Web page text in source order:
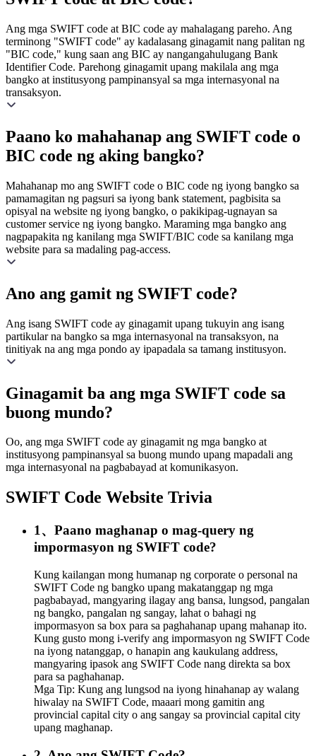
Ang mga SWIFT code at BIC code ay mahalagang pareho. Ang
terminong "SWIFT code" ay kadalasang ginagamit nang palitan ng
"BIC code," kung saan ang BIC ay nangangahulugang Bank
Identifier Code. Parehong ginagamit upang makilala ang mga
bangko at institusyong pampinansyal sa mga internasyonal na
transaksyon.
Paano ko mahahanap ang SWIFT code o
BIC code ng aking bangko?
Mahahanap mo ang SWIFT code o BIC code ng iyong bangko sa
pamamagitan ng pagsuri sa iyong bank statement, pagbisita sa
opisyal na website ng iyong bangko, o pakikipag-ugnayan sa
customer service ng iyong bangko. Maraming mga bangko ang
nagpapakita ng kanilang mga SWIFT/BIC code sa kanilang mga
website para sa madaling pag-access.
Ano ang gamit ng SWIFT code?
Ang isang SWIFT code ay ginagamit upang tukuyin ang isang
partikular na bangko sa mga internasyonal na transaksyon, na
tinitiyak na ang mga pondo ay ipapadala sa tamang institusyon.
Ginagamit ba ang mga SWIFT code sa
buong mundo?
Oo, ang mga SWIFT code ay ginagamit ng mga bangko at
institusyong pampinansyal sa buong mundo upang mapadali ang
mga internasyonal na pagbabayad at komunikasyon.
SWIFT Code Website Trivia
1、Paano maghanap o mag-query ng
impormasyon ng SWIFT code?
Kung kailangan mong humanap ng corporate o personal na
SWIFT Code ng bangko upang makatanggap ng mga
pagbabayad, mangyaring ilagay ang bansa, lungsod, pangalan
ng bangko, pangalan ng sangay, lahat o bahagi ng
impormasyon sa box para sa paghahanap upang mahanap ito.
Kung gusto mong i-verify ang impormasyon ng SWIFT Code
na iyong natanggap, o hanapin ang kaukulang address,
mangyaring ipasok ang SWIFT Code nang direkta sa box
para sa paghahanap.
Mga Tip: Kung ang lungsod na iyong hinahanap ay walang
hiwalay na SWIFT Code, maaari mong gamitin ang
provincial capital city o ang sangay sa provincial capital city
upang maghanap.